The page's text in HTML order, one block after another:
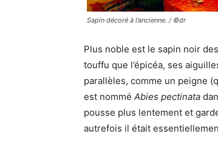
Sapin décoré à l’ancienne. / ©dr
Plus noble est le sapin noir
touffu que l’épicéa, ses
parallèles, comme un peigne
est nommé Abies pectinata
pousse plus lentement et
autrefois il était